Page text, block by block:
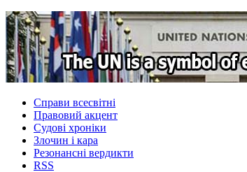
Справи всесвітні
Правовий акцент
Судові хроніки
Злочин і кара
Резонансні вердикти
RSS